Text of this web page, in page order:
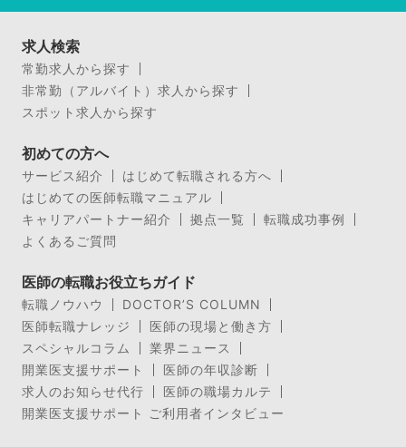
求人検索
常勤求人から探す
非常勤（アルバイト）求人から探す
スポット求人から探す
初めての方へ
サービス紹介
はじめて転職される方へ
はじめての医師転職マニュアル
キャリアパートナー紹介
拠点一覧
転職成功事例
よくあるご質問
医師の転職お役立ちガイド
転職ノウハウ
DOCTOR’S COLUMN
医師転職ナレッジ
医師の現場と働き方
スペシャルコラム
業界ニュース
開業医支援サポート
医師の年収診断
求人のお知らせ代行
医師の職場カルテ
開業医支援サポート ご利用者インタビュー